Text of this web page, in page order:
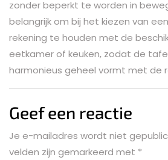
zonder beperkt te worden in
belangrijk om bij het kiezen van
rekening te houden met de
eetkamer of keuken, zodat de
harmonieus geheel vormt met de
Geef een reactie
Je e-mailadres wordt niet
velden zijn gemarkeerd met *